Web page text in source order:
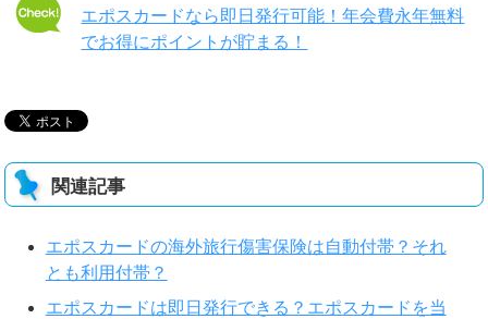
エポスカードなら即日発行可能！年会費永年無料
でお得にポイントが貯まる！
関連記事
エポスカードの海外旅行傷害保険は自動付帯？それ
とも利用付帯？
エポスカードは即日発行できる？エポスカードを当